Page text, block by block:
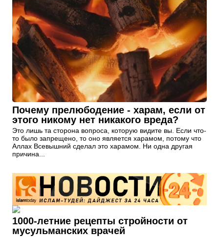
Почему прелюбодение - харам, если от
этого никому нет никакого вреда?
Это лишь та сторона вопроса, которую видите вы. Если что-
то было запрещено, то оно является харамом, потому что
Аллах Всевышний сделал это харамом. Ни одна другая
причина...
1000-летние рецепты стройности от
мусульманских врачей